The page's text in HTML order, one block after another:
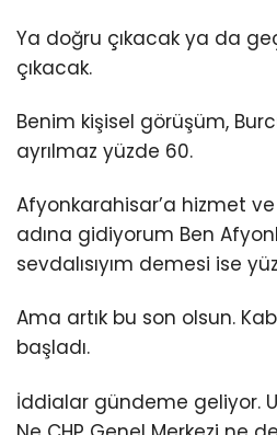
Ya doğru çıkacak ya da
çıkacak.
Benim kişisel görüşüm,
ayrılmaz yüzde 60.
Afyonkarahisar’a hizmet
adına gidiyorum Ben
sevdalısıyım demesi ise
Ama artık bu son olsun.
başladı.
İddialar gündeme geliyor.